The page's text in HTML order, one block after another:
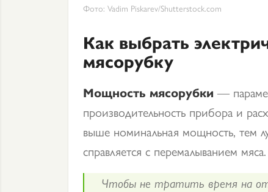
Фото: Vadim Piskarev/Shutterstock.com
Как выбрать
мясорубку
Мощность мясорубки —
производительность прибора и
выше номинальная мощность, тем
справляется с перемалыванием мяса.
Чтобы не тратить время на